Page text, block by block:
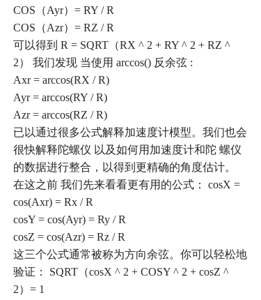
COS （Ayr）= RY / R
COS （Azr）= RZ / R
可以得到 R = SQRT （RX ^ 2 + RY ^ 2 + RZ ^
2） 我们发现 当使用 arccos() 反余弦 :
Axr = arccos(RX / R)
Ayr = arccos(RY / R)
Azr = arccos(RZ / R)
已以通过很多公式解释加速度计模型。我们也会
很快解释陀螺仪 以及如何用加速度计和陀 螺仪
的数据进行整合，以得到更精确的角度估计。
在这之前 我们先来看看更有用的公式：
cosX =
cos(Axr) = Rx / R
cosY = cos(Ayr) = Ry / R
cosZ = cos(Azr) = Rz / R
这三个公式通常被称为方向余弦。你可以轻松地
验证：
SQRT （cosX ^ 2 + COSY ^ 2 + cosZ ^
2）= 1